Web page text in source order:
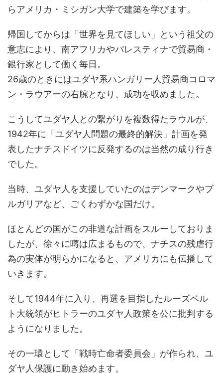
らアメリカ・ミシガン大学で建築を学びます。
帰国してからは「世界を見てほしい」という祖父の
意志により、南アフリカやパレスティナで貿易商・
銀行家として働く毎日。
26歳のときにはユダヤ系ハンガリー人貿易商コロマ
ン・ラウアーの右腕となり、成功を収めました。
こうしてユダヤ人との繋がりを複数得たラウルが、
1942年に「ユダヤ人問題の最終的解決」計画を発
表したナチスドイツに反発するのは当然の成り行き
でした。
当時、ユダヤ人を支援していたのはデンマークやブ
ルガリアなど、ごくわずかな国だけ。
ほとんどの国がこの非道な計画をスルーしておりま
したが、徐々に噂は広まるもので、ナチスの残虐行
為の実体が明らかになると、アメリカにも伝播して
いきます。
そして1944年に入り、再選を目指したルーズベル
ト大統領がヒトラーのユダヤ人政策を公に批判する
ようになりました。
その一環として「戦時亡命者委員会」が作られ、ユ
ダヤ人保護に動き始めます。